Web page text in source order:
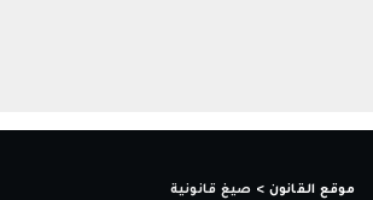
موقع القانون > صيغ قانونية